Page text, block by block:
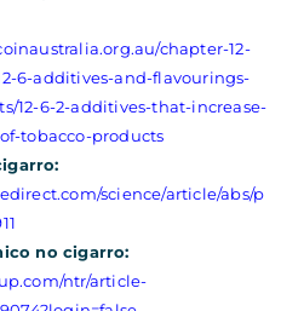
chapter-12-
6-additives-and-flavourings-
12-6-2-additives-that-increase-
tobacco-products
science/article/abs/p
no cigarro:
ntr/article-